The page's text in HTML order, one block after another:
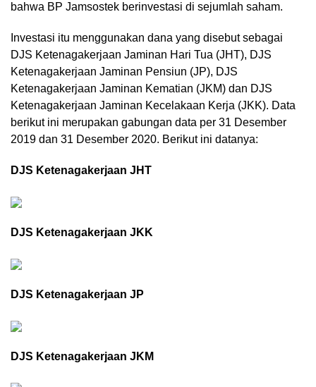
bahwa BP Jamsostek berinvestasi di sejumlah saham.
Investasi itu menggunakan dana yang disebut sebagai
DJS Ketenagakerjaan Jaminan Hari Tua (JHT), DJS
Ketenagakerjaan Jaminan Pensiun (JP), DJS
Ketenagakerjaan Jaminan Kematian (JKM) dan DJS
Ketenagakerjaan Jaminan Kecelakaan Kerja (JKK). Data
berikut ini merupakan gabungan data per 31 Desember
2019 dan 31 Desember 2020. Berikut ini datanya:
DJS Ketenagakerjaan JHT
DJS Ketenagakerjaan JKK
DJS Ketenagakerjaan JP
DJS Ketenagakerjaan JKM